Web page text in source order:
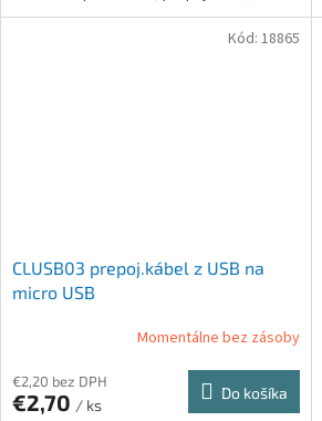
CLUSB03 prepoj.kábel z USB na
micro USB
Momentálne bez zásoby
€2,20 bez DPH
€2,70 / ks
Do košíka
Kód: 18865